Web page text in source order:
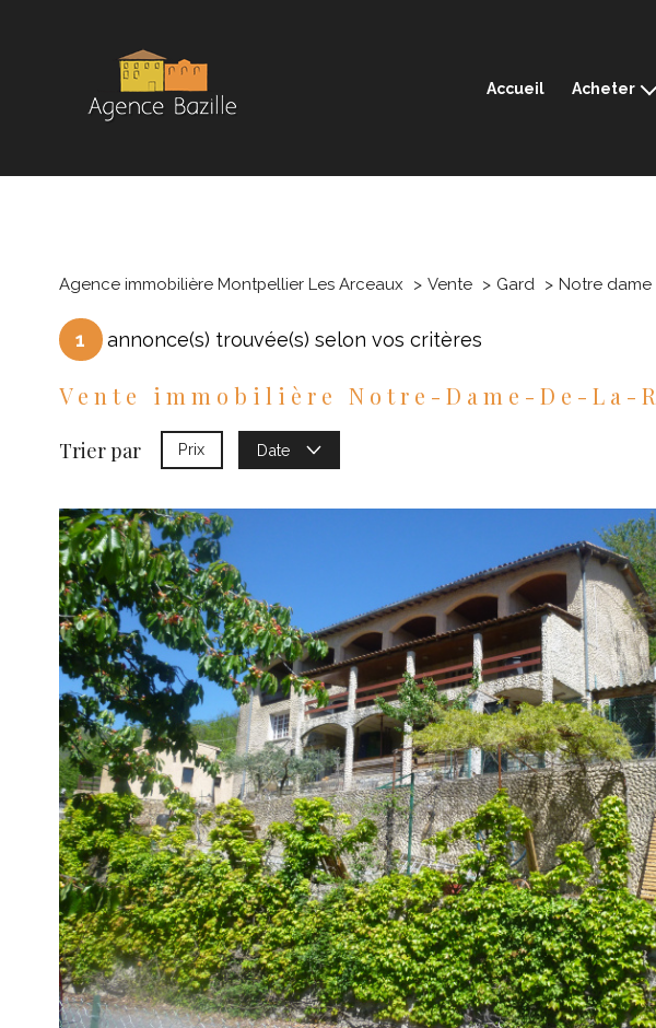
Accueil Acheter
Agence immobilière Montpellier Les Arceaux Vente Gard Notre
1 annonce(s) trouvée(s) selon vos critères
Vente immobilière Notre-Dame-De-La-
Trier par Prix Date